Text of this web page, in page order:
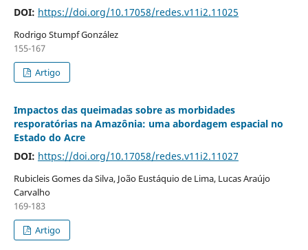
DOI: https://doi.org/10.17058/redes.v11i2.11025
Rodrigo Stumpf González
155-167
Artigo
Impactos das queimadas sobre as morbidades
resporatórias na Amazônia: uma abordagem espacial no
Estado do Acre
DOI: https://doi.org/10.17058/redes.v11i2.11027
Rubicleis Gomes da Silva, João Eustáquio de Lima, Lucas Araújo
Carvalho
169-183
Artigo